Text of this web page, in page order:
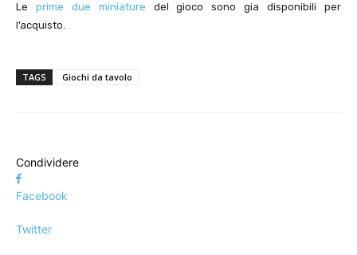
Le prime due miniature del gioco sono gia disponibili per
l’acquisto.
TAGS Giochi da tavolo
Condividere
Facebook
Twitter